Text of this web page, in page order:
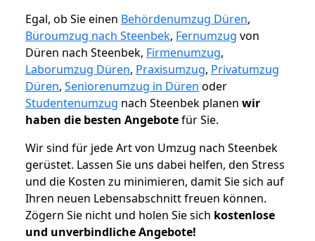
Egal, ob Sie einen Behördenumzug Düren,
Büroumzug nach Steenbek, Fernumzug von
Düren nach Steenbek, Firmenumzug,
Laborumzug Düren, Praxisumzug, Privatumzug
Düren, Seniorenumzug in Düren oder
Studentenumzug nach Steenbek planen wir
haben die besten Angebotefür Sie.
Wir sind für jede Art von Umzug nach Steenbek
gerüstet. Lassen Sie uns dabei helfen, den Stress
und die Kosten zu minimieren, damit Sie sich auf
Ihren neuen Lebensabschnitt freuen können.
Zögern Sie nicht und holen Sie sich kostenlose
und unverbindliche Angebote!